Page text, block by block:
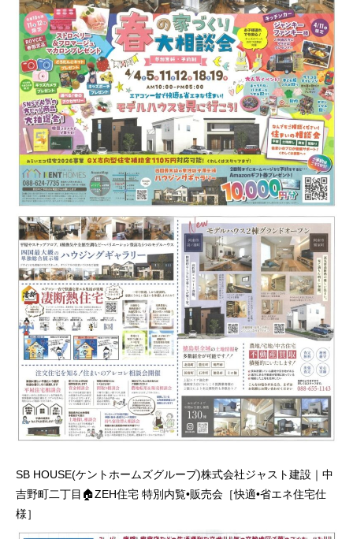
SB HOUSE(ケントホームズグループ)株式会社ジャスト建設｜中
吉野町二丁目🏠ZEH住宅 特別内覧•販売会［快適•省エネ住宅仕
様］